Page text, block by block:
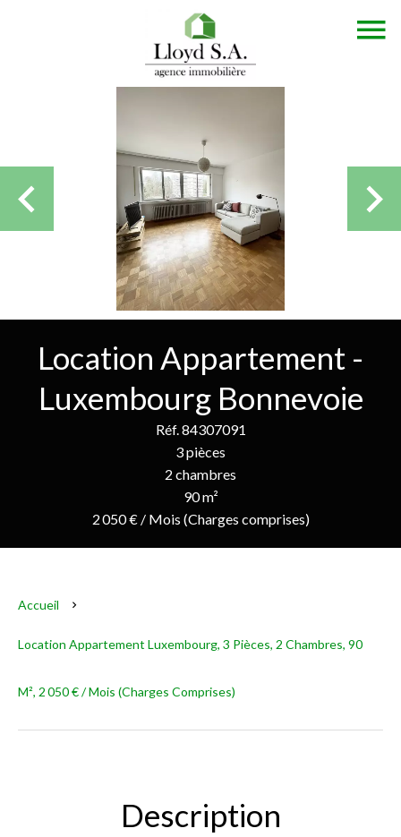
Location Appartement -
Luxembourg Bonnevoie
Réf. 84307091
3 pièces
2 chambres
90 m²
2 050 € / Mois (Charges comprises)
Accueil
Location Appartement Luxembourg, 3 Pièces, 2 Chambres, 90
M², 2 050 € / Mois (Charges Comprises)
Description